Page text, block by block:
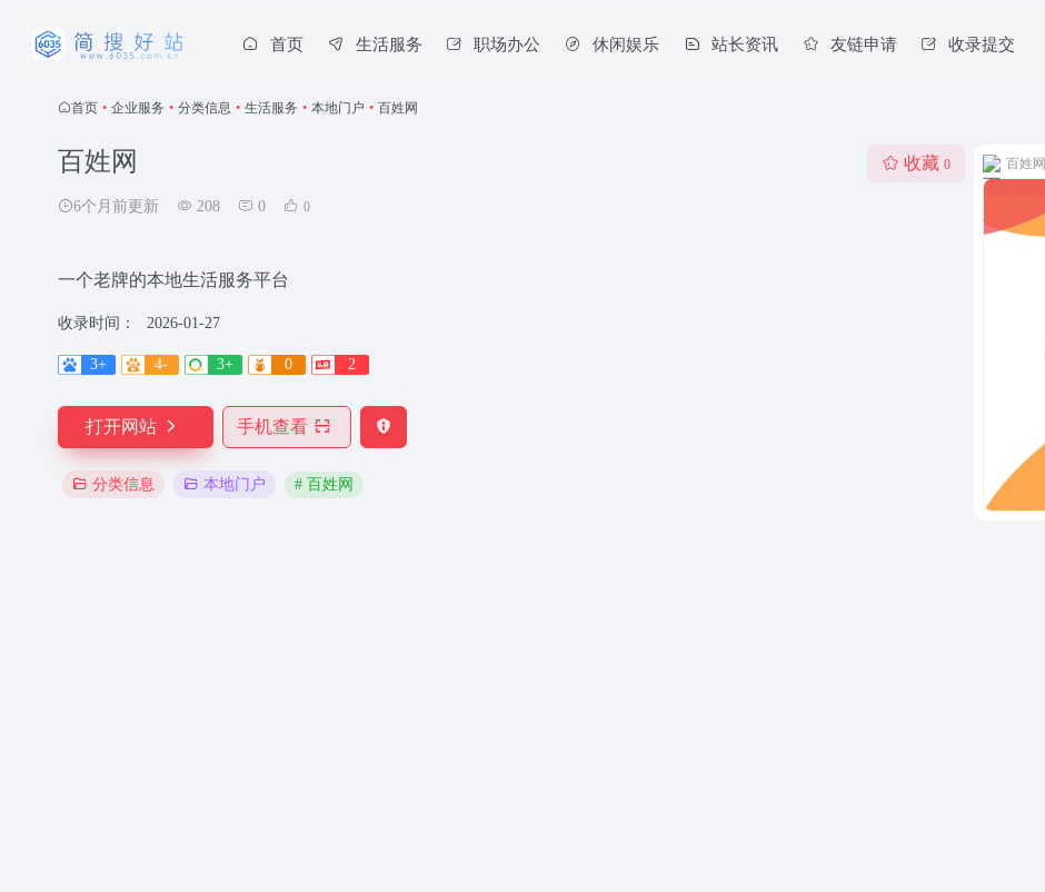
首页 生活服务 职场办公 休闲娱乐 站长资讯 友链申请 收录提交
首页 • 企业服务 • 分类信息 • 生活服务 • 本地门户 • 百姓网
百姓网
6个月前更新 208 0 0
收藏 0
一个老牌的本地生活服务平台
收录时间： 2026-01-27
3+ 4- 3+ 0 2
打开网站 手机查看
分类信息 本地门户 # 百姓网
百姓网